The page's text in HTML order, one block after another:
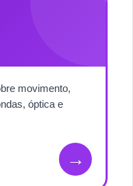
movimento,
óptica e
→